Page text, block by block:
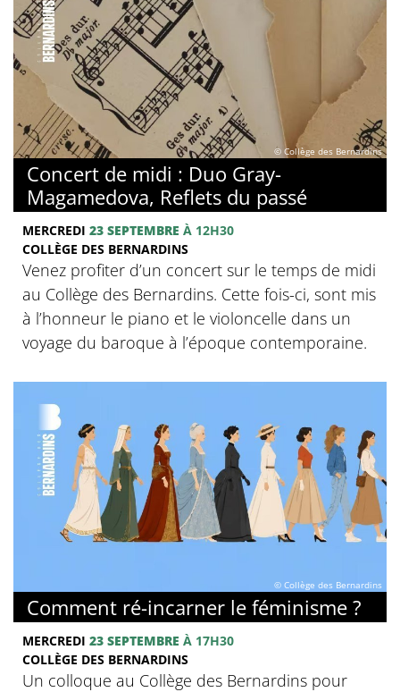
© Collège des Bernardins
Concert de midi : Duo Gray-
Magamedova, Reflets du passé
MERCREDI 23 SEPTEMBRE À 12H30
COLLÈGE DES BERNARDINS
Venez profiter d’un concert sur le temps de midi
au Collège des Bernardins. Cette fois-ci, sont mis
à l’honneur le piano et le violoncelle dans un
voyage du baroque à l’époque contemporaine.
© Collège des Bernardins
Comment ré-incarner le féminisme ?
MERCREDI 23 SEPTEMBRE À 17H30
COLLÈGE DES BERNARDINS
Un colloque au Collège des Bernardins pour